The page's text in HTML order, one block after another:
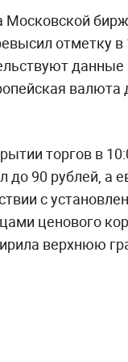
Московской
отметку в
валюта
торгов в
до 90 рублей, а
с
ценового
верхнюю